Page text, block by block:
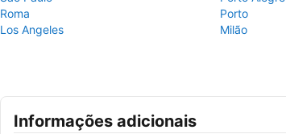
Roma
Porto
Los Angeles
Milão
Informações adicionais